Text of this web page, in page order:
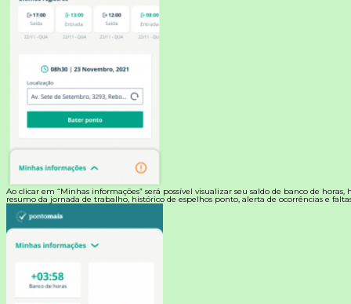
Ao clicar em “Minhas informações” será possível visualizar seu saldo de banco de horas,
resumo da jornada de trabalho, histórico de espelhos ponto, alerta de ocorrências e